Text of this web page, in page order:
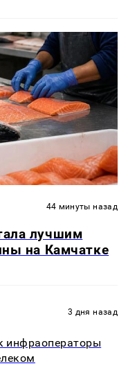
44 минуты назад
лучшим
на Камчатке
3 дня назад
инфраоператоры